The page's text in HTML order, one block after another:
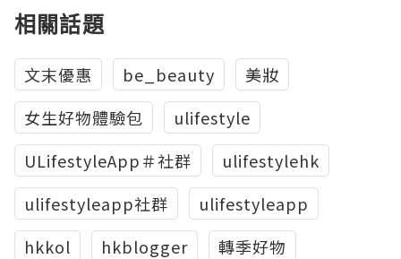
相關話題
文末優惠 be_beauty
美妝
女生好物體驗包
ulifestyle
ULifestyleApp＃社群
ulifestylehk
ulifestyleapp社群
ulifestyleapp
hkkol
hkblogger 轉季好物